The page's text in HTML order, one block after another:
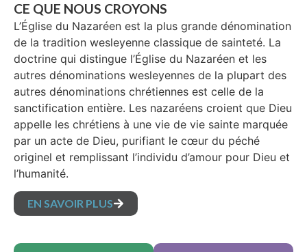
CE QUE NOUS CROYONS
L’Église du Nazaréen est la plus grande dénomination
de la tradition wesleyenne classique de sainteté. La
doctrine qui distingue l’Église du Nazaréen et les
autres dénominations wesleyennes de la plupart des
autres dénominations chrétiennes est celle de la
sanctification entière. Les nazaréens croient que Dieu
appelle les chrétiens à une vie de vie sainte marquée
par un acte de Dieu, purifiant le cœur du péché
originel et remplissant l’individu d’amour pour Dieu et
l’humanité.
EN SAVOIR PLUS